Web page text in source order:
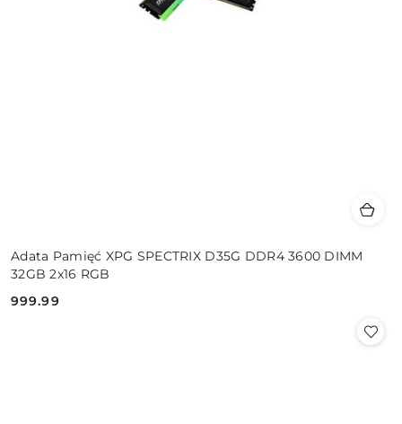
Adata Pamięć XPG SPECTRIX D35G DDR4 3600 DIMM
32GB 2x16 RGB
Cena:
999.99